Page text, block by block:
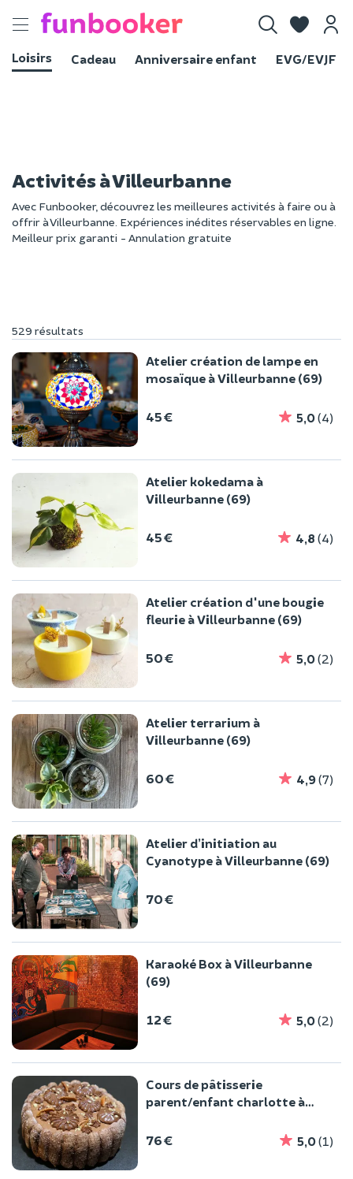
Toggle
Loisirs
Cadeau Anniversaire enfant EVG/EVJF
Activités à Villeurbanne
Avec Funbooker, découvrez les meilleures activités à faire ou à
offrir à Villeurbanne. Expériences inédites réservables en ligne.
Meilleur prix garanti - Annulation gratuite
529 résultats
Atelier création de lampe en
mosaïque à Villeurbanne (69)
45 € 5,0(4)
Atelier kokedama à
Villeurbanne (69)
45 € 4,8 (4)
Atelier création d'une bougie
fleurie à Villeurbanne (69)
50 € 5,0(2)
Atelier terrarium à
Villeurbanne (69)
60 € 4,9(7)
Atelier d’initiation au
Cyanotype à Villeurbanne (69)
70 €
Karaoké Box à Villeurbanne
(69)
12 € 5,0(2)
Cours de pâtisserie
parent/enfant charlotte à
76 € 5,0(1)